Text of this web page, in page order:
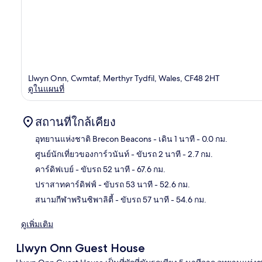
Llwyn Onn, Cwmtaf, Merthyr Tydfil, Wales, CF48 2HT
ดูในแผนที่
สถานที่ใกล้เคียง
อุทยานแห่งชาติ Brecon Beacons- เดิน 1 นาที- 0.0 กม.
ศูนย์นักเที่ยวของการ์วนันท์- ขับรถ 2 นาที- 2.7 กม.
คาร์ดิฟเบย์ - ขับรถ 52 นาที- 67.6 กม.
ปราสาทคาร์ดิฟฟ์ - ขับรถ 53 นาที- 52.6 กม.
สนามกีฬาพรินซิพาลิตี้ - ขับรถ 57 นาที- 54.6 กม.
ดูเพิ่มเติม
Llwyn Onn Guest House